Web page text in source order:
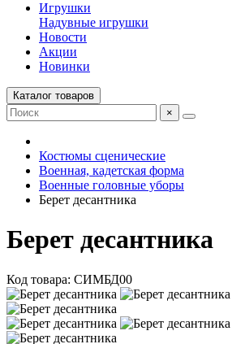
Игрушки
Надувные игрушки
Новости
Акции
Новинки
Каталог товаров
×
Костюмы сценические
Военная, кадетская форма
Военные головные уборы
Берет десантника
Берет десантника
Код товара: СИМБД00